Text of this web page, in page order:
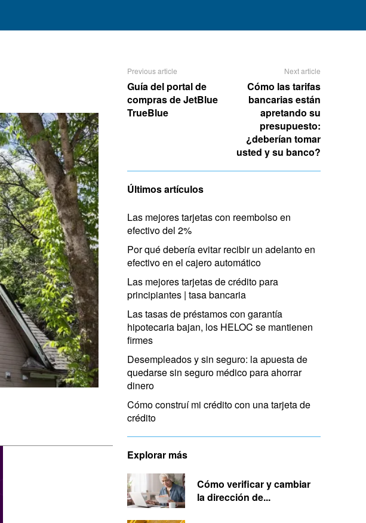
Previous article
Guía del portal de
compras de JetBlue
TrueBlue
Next article
Cómo las tarifas
bancarias están
apretando su
presupuesto:
¿deberían tomar
usted y su banco?
Últimos artículos
Las mejores tarjetas con reembolso en
efectivo del 2%
Por qué debería evitar recibir un adelanto en
efectivo en el cajero automático
Las mejores tarjetas de crédito para
principiantes | tasa bancaria
Las tasas de préstamos con garantía
hipotecaria bajan, los HELOC se mantienen
firmes
Desempleados y sin seguro: la apuesta de
quedarse sin seguro médico para ahorrar
dinero
Cómo construí mi crédito con una tarjeta de
crédito
Explorar más
Cómo verificar y cambiar
la dirección de...